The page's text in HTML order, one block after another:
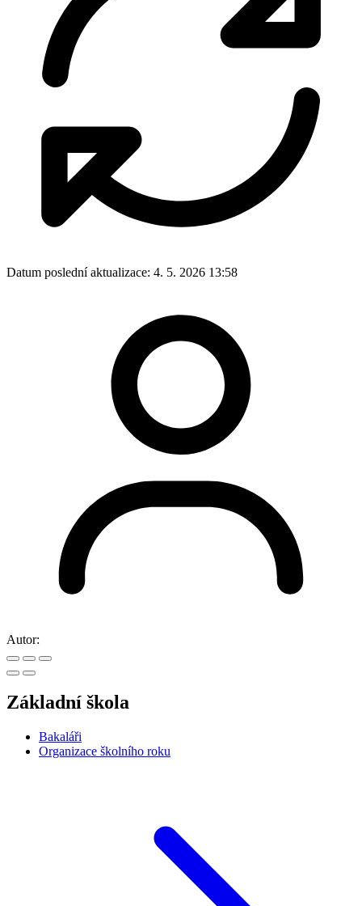
Datum poslední aktualizace: 4. 5. 2026 13:58
Autor:
Základní škola
Bakaláři
Organizace školního roku